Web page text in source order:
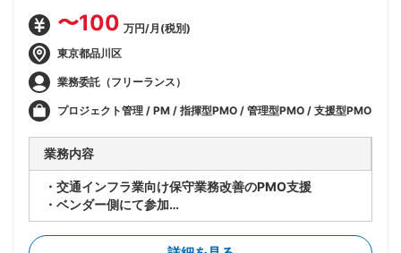
〜100 万円/月(税別)
東京都品川区
業務委託（フリーランス）
プロジェクト管理 / PM / 指揮型PMO / 管理型PMO / 支援型PMO
業務内容
・交通インフラ業向け保守業務改善のPMO支援
・ベンダー側にて参加
・保守業務が2月よりスタートしており、業務が設計通
りまわっているかチェックし、適宜改善活動を実施